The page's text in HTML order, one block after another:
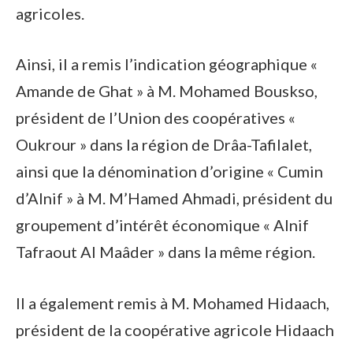
agricoles.
Ainsi, il a remis l’indication géographique «
Amande de Ghat » à M. Mohamed Bouskso,
président de l’Union des coopératives «
Oukrour » dans la région de Drâa-Tafilalet,
ainsi que la dénomination d’origine « Cumin
d’Alnif » à M. M’Hamed Ahmadi, président du
groupement d’intérêt économique « Alnif
Tafraout Al Maâder » dans la même région.
Il a également remis à M. Mohamed Hidaach,
président de la coopérative agricole Hidaach